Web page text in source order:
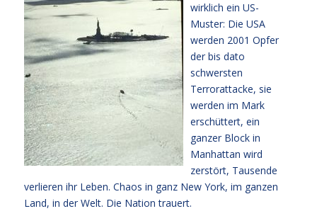
wirklich ein US-
Muster: Die USA
werden 2001 Opfer
der bis dato
schwersten
Terrorattacke, sie
werden im Mark
erschüttert, ein
ganzer Block in
Manhattan wird
zerstört, Tausende
verlieren ihr Leben. Chaos in ganz New York, im ganzen
Land, in der Welt. Die Nation trauert.